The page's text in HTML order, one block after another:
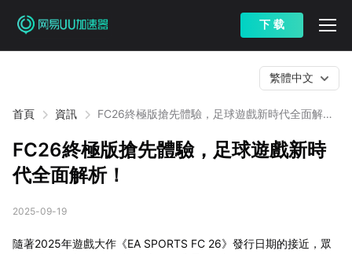
下 载
首頁 資訊
FC26終極版搶先體驗，足球遊戲新時代全面解
繁體中文
FC26終極版搶先體驗，足球遊戲新時
代全面解析！
2025-09-19
隨著2025年遊戲大作《EA SPORTS FC 26》發行日期的接近，眾